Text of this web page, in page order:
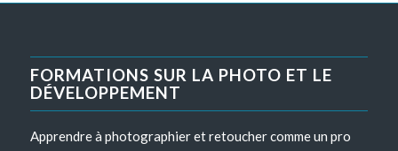
FORMATIONS SUR LA PHOTO ET LE
DÉVELOPPEMENT
Apprendre à photographier et retoucher comme un pro